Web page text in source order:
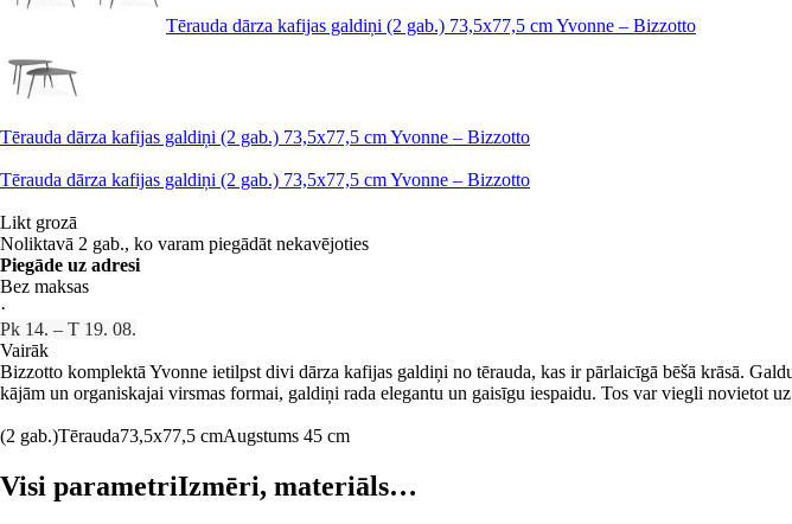
Tērauda dārza kafijas galdiņi (2 gab.) 73,5x77,5 cm Yvonne – Bizzotto
Tērauda dārza kafijas galdiņi (2 gab.) 73,5x77,5 cm Yvonne – Bizzotto
Tērauda dārza kafijas galdiņi (2 gab.) 73,5x77,5 cm Yvonne – Bizzotto
Likt grozā
Noliktavā 2 gab., ko varam piegādāt nekavējoties
Piegāde uz adresi
Bez maksas
·
Pk 14. – T 19. 08.
Vairāk
Bizzotto komplektā Yvonne ietilpst divi dārza kafijas galdiņi no tērauda, kas ir pārlaicīgā bēšā krāsā.
kājām un organiskajai virsmas formai, galdiņi rada elegantu un gaisīgu iespaidu. Tos var viegli novietot
(2 gab.)Tērauda73,5x77,5 cmAugstums 45 cm
Visi parametriIzmēri, materiāls…